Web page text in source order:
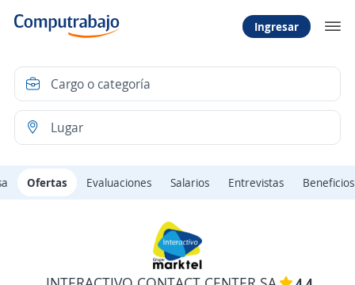
Ingresar
Ofertas Evaluaciones Salarios Entrevistas Beneficios